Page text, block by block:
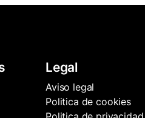
Legal
Aviso legal
Politica de cookies